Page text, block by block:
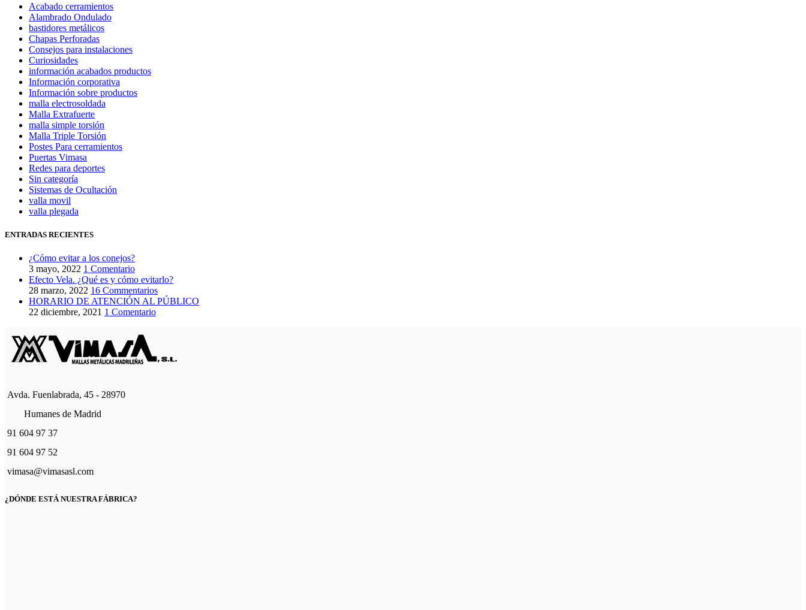
Acabado cerramientos
Alambrado Ondulado
bastidores metálicos
Chapas Perforadas
Consejos para instalaciones
Curiosidades
información acabados productos
Información corporativa
Información sobre productos
malla electrosoldada
Malla Extrafuerte
malla simple torsión
Malla Triple Torsión
Postes Para cerramientos
Puertas Vimasa
Redes para deportes
Sin categoría
Sistemas de Ocultación
valla movil
valla plegada
ENTRADAS RECIENTES
¿Cómo evitar a los conejos?
3 mayo, 2022 1 Comentario
Efecto Vela. ¿Qué es y cómo evitarlo?
28 marzo, 2022 16 Commentarios
HORARIO DE ATENCIÓN AL PÚBLICO
22 diciembre, 2021 1 Comentario
Avda. Fuenlabrada, 45 - 28970
Humanes de Madrid
91 604 97 37
91 604 97 52
vimasa@vimasasl.com
¿DÓNDE ESTÁ NUESTRA FÁBRICA?